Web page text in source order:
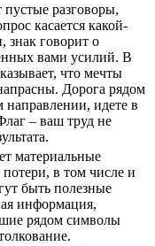
разговоры,
касается какой-
знак говорит о
вами усилий. В
что мечты
Дорога рядом
идете в
– ваш труд не
материальные
в том числе и
быть полезные
информация,
рядом символы